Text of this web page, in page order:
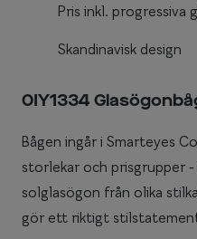
Pris inkl. progressiva
Skandinavisk design
0IY1334
Bågen ingår i Smarteyes
storlekar och prisgrupper
solglasögon från olika
gör ett riktigt